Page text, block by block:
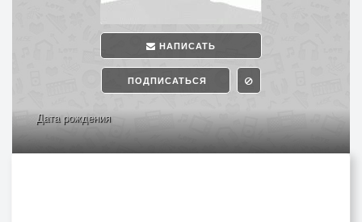
НАПИСАТЬ
ПОДПИСАТЬСЯ
Дата рождения